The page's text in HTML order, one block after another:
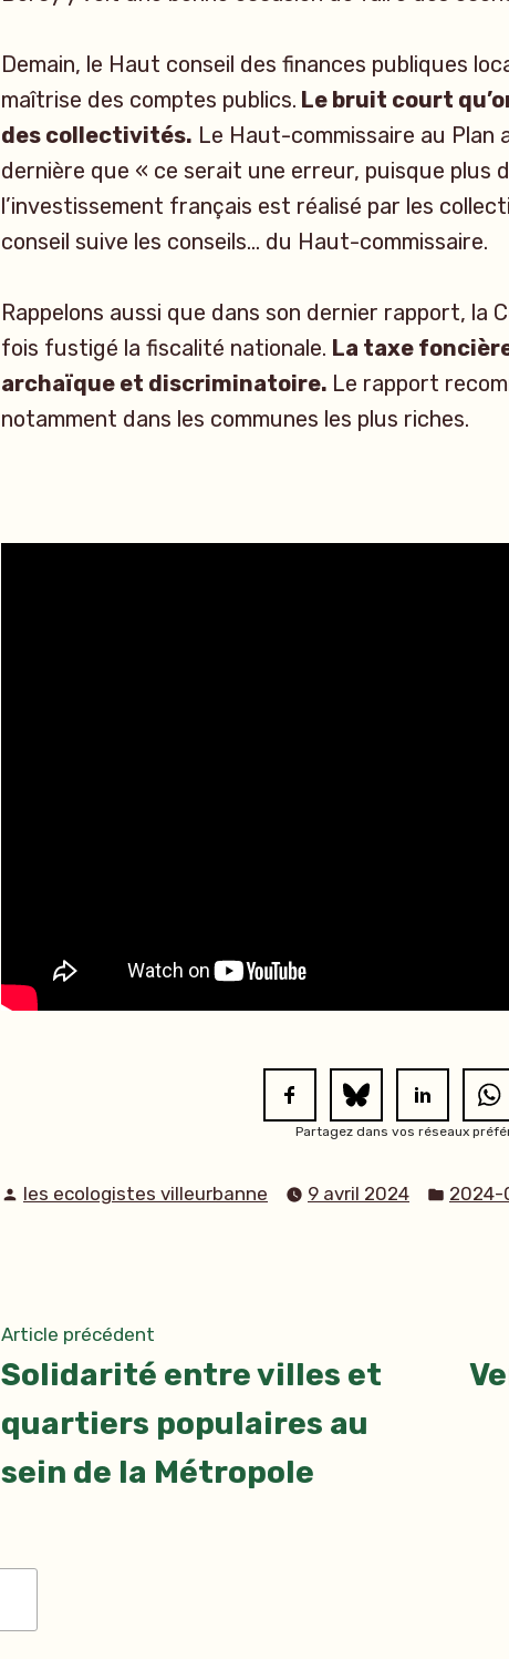
Demain, le Haut conseil des finances publiques
maîtrise des comptes publics. Le bruit court
des collectivités. Le Haut-commissaire au Plan
dernière que « ce serait une erreur, puisque plus
l’investissement français est réalisé par les
conseil suive les conseils… du Haut-commissaire.
Rappelons aussi que dans son dernier rapport, la
fois fustigé la fiscalité nationale. La taxe
archaïque et discriminatoire. Le rapport
notamment dans les communes les plus riches.
Partagez dans vos réseaux
Publié
les ecologistes villeurbanne 9 avril 2024
Publié
2024-
Navigation
de
l’article
Article précédent
précédent :
Solidarité entre villes et
quartiers populaires au
sein de la Métropole